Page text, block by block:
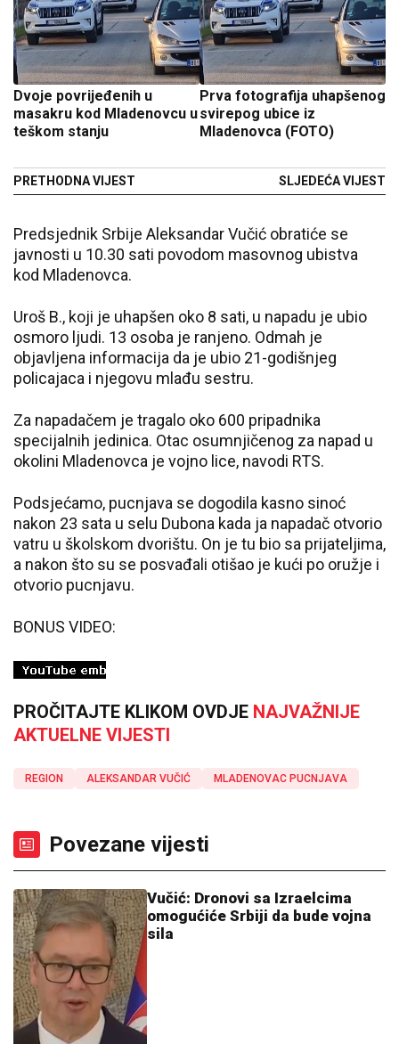
Dvoje povrijeđenih u
masakru kod Mladenovcu u
teškom stanju
PRETHODNA VIJEST
Prva fotografija uhapšenog
svirepog ubice iz
Mladenovca (FOTO)
SLJEDEĆA VIJEST
Predsjednik Srbije Aleksandar Vučić obratiće se
javnosti u 10.30 sati povodom masovnog ubistva
kod Mladenovca.
Uroš B., koji je uhapšen oko 8 sati, u napadu je ubio
osmoro ljudi. 13 osoba je ranjeno. Odmah je
objavljena informacija da je ubio 21-godišnjeg
policajaca i njegovu mlađu sestru.
Za napadačem je tragalo oko 600 pripadnika
specijalnih jedinica. Otac osumnjičenog za napad u
okolini Mladenovca je vojno lice, navodi RTS.
Podsjećamo, pucnjava se dogodila kasno sinoć
nakon 23 sata u selu Dubona kada ja napadač otvorio
vatru u školskom dvorištu. On je tu bio sa prijateljima,
a nakon što su se posvađali otišao je kući po oružje i
otvorio pucnjavu.
BONUS VIDEO:
PROČITAJTE KLIKOM OVDJE NAJVAŽNIJE
AKTUELNE VIJESTI
REGION ALEKSANDAR VUČIĆ MLADENOVAC PUCNJAVA
Povezane vijesti
Vučić: Dronovi sa Izraelcima
omogućiće Srbiji da bude vojna
sila